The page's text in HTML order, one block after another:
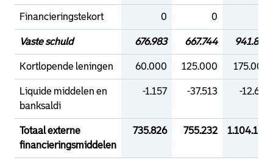
Financieringstekort 0 0
Vaste schuld 676.983 667.744 941.837
Kortlopende leningen 60.000 125.000 175.000
Liquide middelen en
banksaldi
-1.157 -37.513 -12.671
Totaal externe
financieringsmiddelen
735.826 755.232 1.104.165